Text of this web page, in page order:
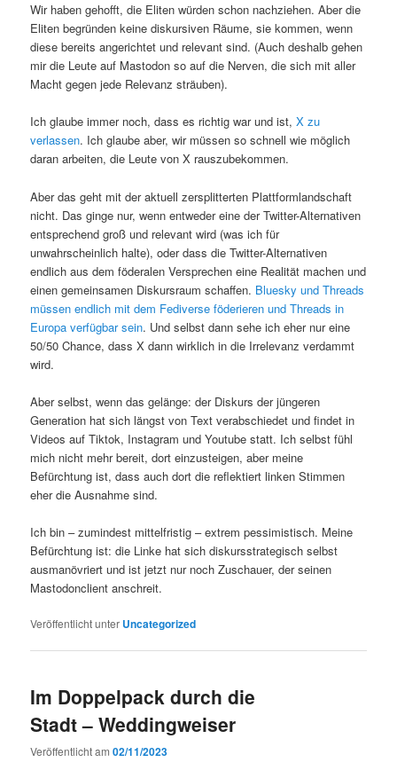
Wir haben gehofft, die Eliten würden schon nachziehen. Aber die
Eliten begründen keine diskursiven Räume, sie kommen, wenn
diese bereits angerichtet und relevant sind. (Auch deshalb gehen
mir die Leute auf Mastodon so auf die Nerven, die sich mit aller
Macht gegen jede Relevanz sträuben).
Ich glaube immer noch, dass es richtig war und ist,X zu
verlassen. Ich glaube aber, wir müssen so schnell wie möglich
daran arbeiten, die Leute von X rauszubekommen.
Aber das geht mit der aktuell zersplitterten Plattformlandschaft
nicht. Das ginge nur, wenn entweder eine der Twitter-Alternativen
entsprechend groß und relevant wird (was ich für
unwahrscheinlich halte), oder dass die Twitter-Alternativen
endlich aus dem föderalen Versprechen eine Realität machen und
einen gemeinsamen Diskursraum schaffen. Bluesky und Threads
müssen endlich mit dem Fediverse föderieren und Threads in
Europa verfügbar sein. Und selbst dann sehe ich eher nur eine
50/50 Chance, dass X dann wirklich in die Irrelevanz verdammt
wird.
Aber selbst, wenn das gelänge: der Diskurs der jüngeren
Generation hat sich längst von Text verabschiedet und findet in
Videos auf Tiktok, Instagram und Youtube statt. Ich selbst fühl
mich nicht mehr bereit, dort einzusteigen, aber meine
Befürchtung ist, dass auch dort die reflektiert linken Stimmen
eher die Ausnahme sind.
Ich bin – zumindest mittelfristig – extrem pessimistisch. Meine
Befürchtung ist: die Linke hat sich diskursstrategisch selbst
ausmanövriert und ist jetzt nur noch Zuschauer, der seinen
Mastodonclient anschreit.
Veröffentlicht unter Uncategorized
Im Doppelpack durch die
Stadt – Weddingweiser
Veröffentlicht am02/11/2023